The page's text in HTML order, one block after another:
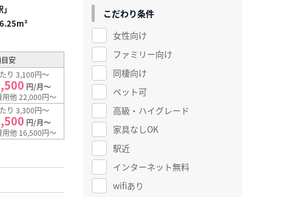
安
り 3,100円～
円/月～
用他 22,000円～
り 3,300円～
円/月～
用他 16,500円～
こだわり条件
女性向け
ファミリー向け
同棲向け
ペット可
高級・ハイグレード
家具なしOK
駅近
インターネット無料
wifiあり